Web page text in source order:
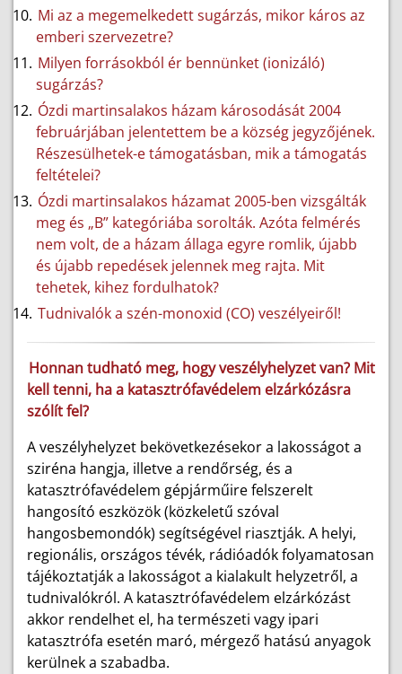
Mi az a megemelkedett sugárzás, mikor káros az
emberi szervezetre?
Milyen forrásokból ér bennünket (ionizáló)
sugárzás?
Ózdi martinsalakos házam károsodását 2004
februárjában jelentettem be a község jegyzőjének.
Részesülhetek-e támogatásban, mik a támogatás
feltételei?
Ózdi martinsalakos házamat 2005-ben vizsgálták
meg és „B” kategóriába sorolták. Azóta felmérés
nem volt, de a házam állaga egyre romlik, újabb
és újabb repedések jelennek meg rajta. Mit
tehetek, kihez fordulhatok?
Tudnivalók a szén-monoxid (CO) veszélyeiről!
Honnan tudható meg, hogy veszélyhelyzet van? Mit
kell tenni, ha a katasztrófavédelem elzárkózásra
szólít fel?
A veszélyhelyzet bekövetkezésekor a lakosságot a
sziréna hangja, illetve a rendőrség, és a
katasztrófavédelem gépjárműire felszerelt
hangosító eszközök (közkeletű szóval
hangosbemondók) segítségével riasztják. A helyi,
regionális, országos tévék, rádióadók folyamatosan
tájékoztatják a lakosságot a kialakult helyzetről, a
tudnivalókról. A katasztrófavédelem elzárkózást
akkor rendelhet el, ha természeti vagy ipari
katasztrófa esetén maró, mérgező hatású anyagok
kerülnek a szabadba.